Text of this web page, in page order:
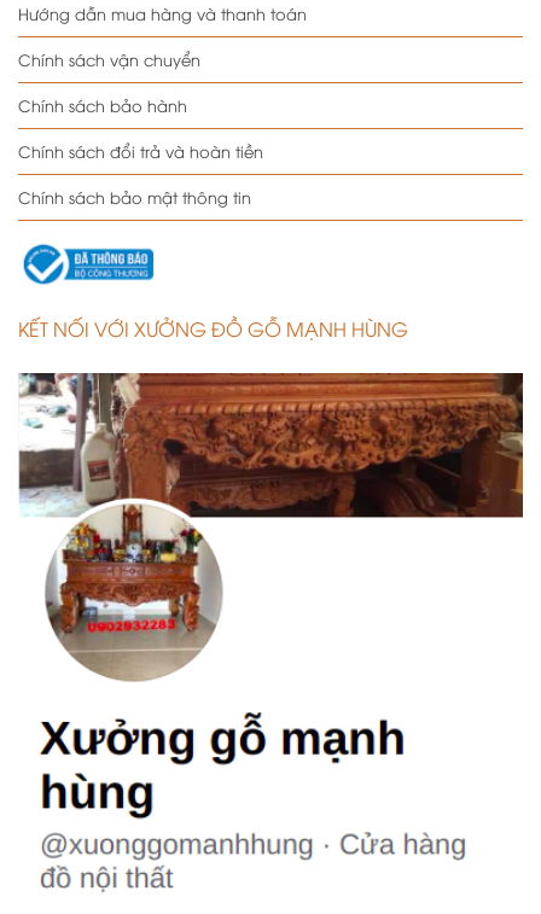
Hướng dẫn mua hàng và thanh toán
Chính sách vận chuyển
Chính sách bảo hành
Chính sách đổi trả và hoàn tiền
Chính sách bảo mật thông tin
KẾT NỐI VỚI XƯỞNG ĐỒ GỖ MẠNH HÙNG